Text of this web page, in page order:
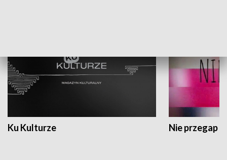
Ku Kulturze Nie przegap